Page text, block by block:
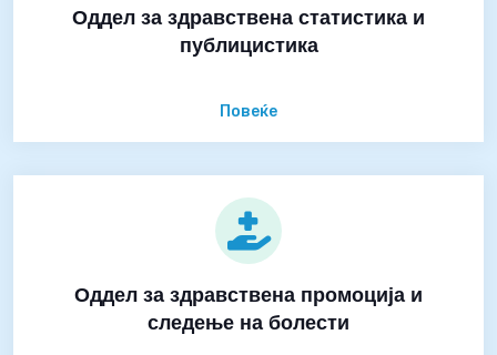
Оддел за здравствена статистика и
публицистика
Повеќе
Оддел за здравствена промоција и
следење на болести